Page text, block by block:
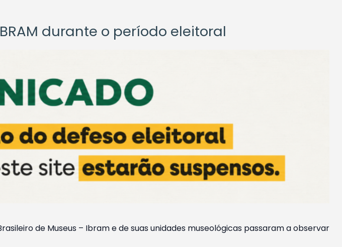
durante o período eleitoral
de Museus – Ibram e de suas unidades museológicas passaram a observar